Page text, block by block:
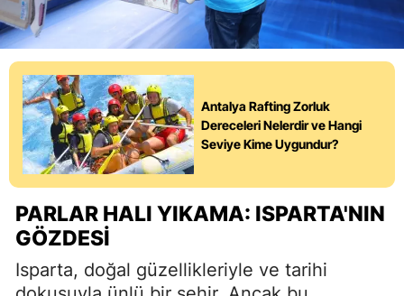
Antalya Rafting Zorluk
Dereceleri Nelerdir ve Hangi
Seviye Kime Uygundur?
PARLAR HALI YIKAMA: ISPARTA'NIN
GÖZDESI
Isparta, doğal güzellikleriyle ve tarihi